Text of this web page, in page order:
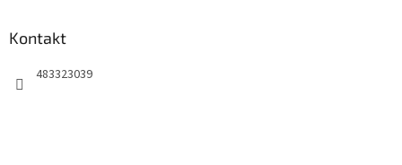
Kontakt
483323039